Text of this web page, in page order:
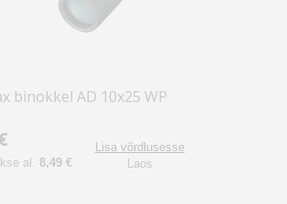
binokkel AD 10x25 WP
al. 8,49 €
Lisa võrdlusesse
Laos